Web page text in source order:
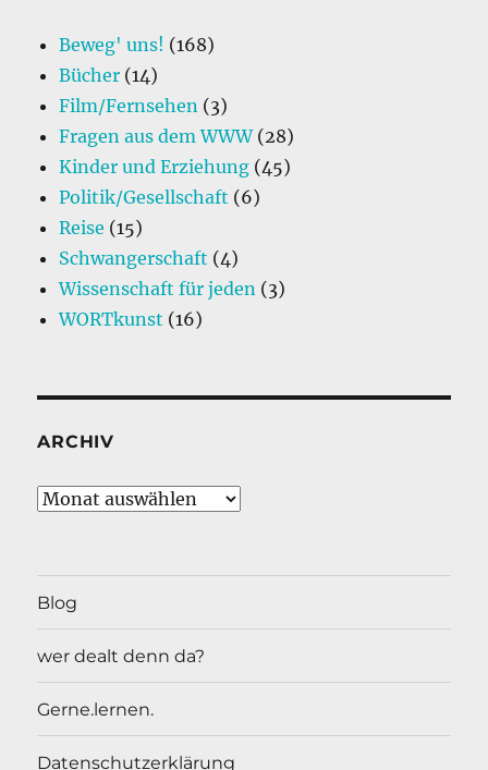
Beweg' uns! (168)
Bücher (14)
Film/Fernsehen (3)
Fragen aus dem WWW(28)
Kinder und Erziehung (45)
Politik/Gesellschaft (6)
Reise (15)
Schwangerschaft (4)
Wissenschaft für jeden (3)
WORTkunst (16)
ARCHIV
Archiv
Blog
wer dealt denn da?
Gerne.lernen.
Datenschutzerklärung